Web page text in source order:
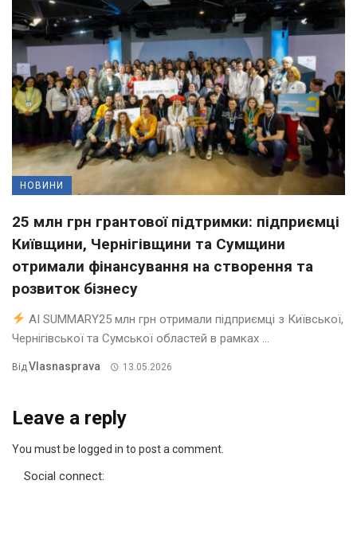
НОВИНИ
25 млн грн грантової підтримки: підприємці
Київщини, Чернігівщини та Сумщини
отримали фінансування на створення та
розвиток бізнесу
AI SUMMARY25 млн грн отримали підприємці з Київської,
Чернігівської та Сумської областей в рамках ...
ВідVlasnasprava 13.05.2026
Leave a reply
You must be logged in to post a comment.
Social connect: